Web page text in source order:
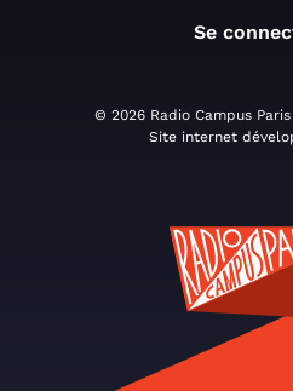
Se
© 2026 Radio Campus
Site internet